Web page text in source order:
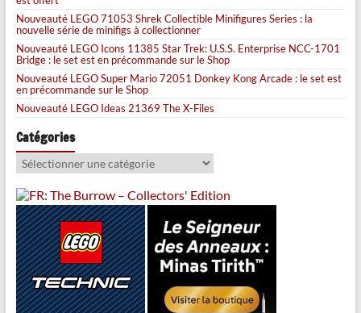
Nouveauté LEGO 71053 Shrek Collectible Minifigures Series : la
nouvelle série de minifigs à collectionner
Nouveauté LEGO Icons 11385 Star Trek: U.S.S. Enterprise NCC-1701
Bridge : le set est en précommande sur le Shop
Nouveauté LEGO Super Mario 72051 Donkey Kong Arcade : le set est
en précommande sur le Shop
Nouveauté LEGO Ideas 21369 The X-Files
Catégories
Catégories